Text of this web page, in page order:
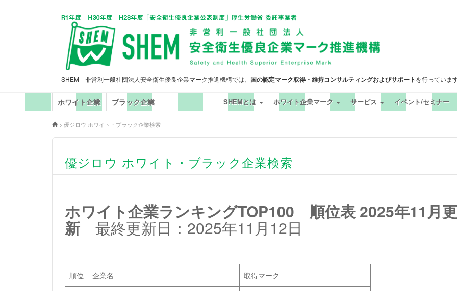
SHEM 非営利一般社団法人安全衛生優良企業マーク推進機構では、 国の認定マーク取得・維持コンサルティングおよびサポートを行っていま
ホワイト企業 ブラック企業 SHEMとは ホワイト企業マーク サービス イベント/セミナー
> 優ジロウ ホワイト・ブラック企業検索
優ジロウ ホワイト・ブラック企業検索
ホワイト企業ランキングTOP100 順位表 2025年11月更
新 最終更新日：2025年11月12日
順位 企業名 取得マーク